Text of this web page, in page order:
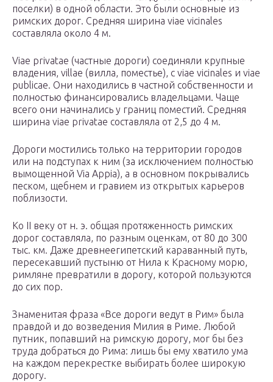
поселки) в одной области. Это были основные из
римских дорог. Средняя ширина viae vicinales
составляла около 4 м.
Viae privatae (частные дороги) соединяли крупные
владения, villae (вилла, поместье), с viae vicinales и viae
publicae. Они находились в частной собственности и
полностью финансировались владельцами. Чаще
всего они начинались у границ поместий. Средняя
ширина viae privatae составляла от 2,5 до 4 м.
Дороги мостились только на территории городов
или на подступах к ним (за исключением полностью
вымощенной Via Appia), а в основном покрывались
песком, щебнем и гравием из открытых карьеров
поблизости.
Ко II веку от н. э. общая протяженность римских
дорог составляла, по разным оценкам, от 80 до 300
тыс. км. Даже древнеегипетский караванный путь,
пересекавший пустыню от Нила к Красному морю,
римляне превратили в дорогу, которой пользуются
до сих пор.
Знаменитая фраза «Все дороги ведут в Рим» была
правдой и до возведения Милия в Риме. Любой
путник, попавший на римскую дорогу, мог бы без
труда добраться до Рима: лишь бы ему хватило ума
на каждом перекрестке выбирать более широкую
дорогу.